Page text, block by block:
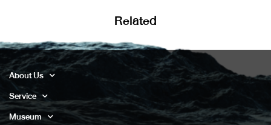
Related
About Us
Service
Museum